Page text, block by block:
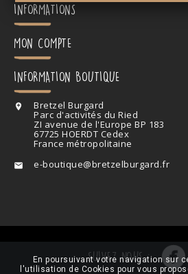
INFORMATIONS
MON COMPTE
INFORMATION BOUTIQUE
 Bretzel Burgard
Parc d'activités du Ried
ZI avenue de l'Europe BP 183
67725 HOERDT Cedex
France métropolitaine
 e-boutique@bretzelburgard.fr
SUIVEZ NOUS :
En poursuivant votre navigation sur
l'utilisation de Cookies pour vous